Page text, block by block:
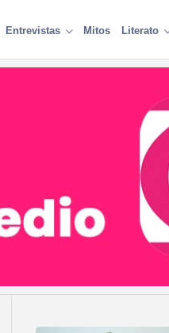
Entrevistas Mitos Literato